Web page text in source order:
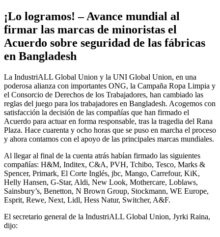
¡Lo logramos! – Avance mundial al
firmar las marcas de minoristas el
Acuerdo sobre seguridad de las fábricas
en Bangladesh
La IndustriALL Global Union y la UNI Global Union, en una
poderosa alianza con importantes ONG, la Campaña Ropa Limpia y
el Consorcio de Derechos de los Trabajadores, han cambiado las
reglas del juego para los trabajadores en Bangladesh. Acogemos con
satisfacción la decisión de las compañías que han firmado el
Acuerdo para actuar en forma responsable, tras la tragedia del Rana
Plaza. Hace cuarenta y ocho horas que se puso en marcha el proceso
y ahora contamos con el apoyo de las principales marcas mundiales.
Al llegar al final de la cuenta atrás habían firmado las siguientes
compañías: H&M, Inditex, C&A, PVH, Tchibo, Tesco, Marks &
Spencer, Primark, El Corte Inglés, jbc, Mango, Carrefour, KiK,
Helly Hansen, G-Star, Aldi, New Look, Mothercare, Loblaws,
Sainsbury’s, Benetton, N Brown Group, Stockmann, WE Europe,
Esprit, Rewe, Next, Lidl, Hess Natur, Switcher, A&F.
El secretario general de la IndustriALL Global Union, Jyrki Raina,
dijo: